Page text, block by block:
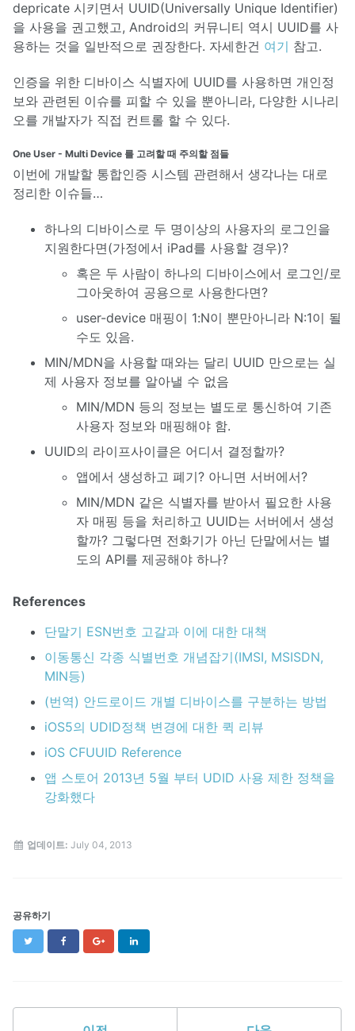
depricate 시키면서 UUID(Universally Unique Identifier)
을 사용을 권고했고, Android의 커뮤니티 역시 UUID를 사
용하는 것을 일반적으로 권장한다. 자세한건 여기 참고.
인증을 위한 디바이스 식별자에 UUID를 사용하면 개인정
보와 관련된 이슈를 피할 수 있을 뿐아니라, 다양한 시나리
오를 개발자가 직접 컨트롤 할 수 있다.
One User - Multi Device 를 고려할 때 주의할 점들
이번에 개발할 통합인증 시스템 관련해서 생각나는 대로
정리한 이슈들…
하나의 디바이스로 두 명이상의 사용자의 로그인을
지원한다면(가정에서 iPad를 사용할 경우)?
혹은 두 사람이 하나의 디바이스에서 로그인/로
그아웃하여 공용으로 사용한다면?
user-device 매핑이 1:N이 뿐만아니라 N:1이 될
수도 있음.
MIN/MDN을 사용할 때와는 달리 UUID 만으로는 실
제 사용자 정보를 알아낼 수 없음
MIN/MDN 등의 정보는 별도로 통신하여 기존
사용자 정보와 매핑해야 함.
UUID의 라이프사이클은 어디서 결정할까?
앱에서 생성하고 폐기? 아니면 서버에서?
MIN/MDN 같은 식별자를 받아서 필요한 사용
자 매핑 등을 처리하고 UUID는 서버에서 생성
할까? 그렇다면 전화기가 아닌 단말에서는 별
도의 API를 제공해야 하나?
References
단말기 ESN번호 고갈과 이에 대한 대책
이동통신 각종 식별번호 개념잡기(IMSI, MSISDN,
MIN등)
(번역) 안드로이드 개별 디바이스를 구분하는 방법
iOS5의 UDID정책 변경에 대한 퀵 리뷰
iOS CFUUID Reference
앱 스토어 2013년 5월 부터 UDID 사용 제한 정책을
강화했다
업데이트: July 04, 2013
공유하기
Twitter FacebookGoogle+